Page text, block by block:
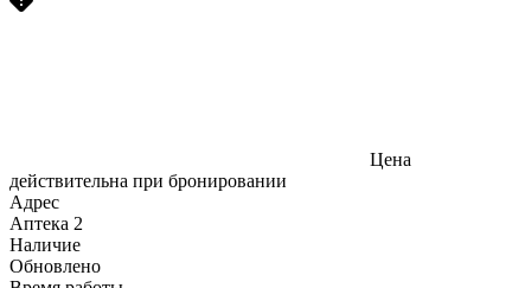
Цена
действительна при бронировании
Адрес
Аптека 2
Наличие
Обновлено